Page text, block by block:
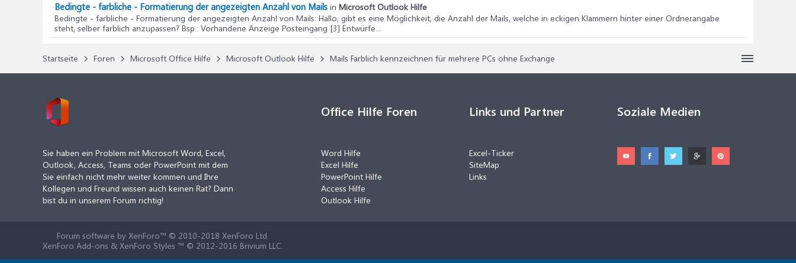
Bedingte - farbliche - Formatierung der angezeigten Anzahl von Mails in Microsoft Outlook Hilfe
Bedingte - farbliche - Formatierung der angezeigten Anzahl von Mails: Hallo, gibt es eine Möglichkeit, die Anzahl der Mails, welche in eckigen Klammern hinter einer Ordnerangabe
steht, selber farblich anzupassen? Bsp.: Vorhandene Anzeige Posteingang [3] Entwürfe...
Startseite Foren Microsoft Office Hilfe Microsoft Outlook Hilfe Mails Farblich kennzeichnen für mehrere PCs ohne Exchange
Sie haben ein Problem mit Microsoft Word, Excel,
Outlook, Access, Teams oder PowerPoint mit dem
Sie einfach nicht mehr weiter kommen und Ihre
Kollegen und Freund wissen auch keinen Rat? Dann
bist du in unserem Forum richtig!
Office Hilfe Foren
Word Hilfe
Excel Hilfe
PowerPoint Hilfe
Access Hilfe
Outlook Hilfe
Links und Partner
Excel-Ticker
SiteMap
Links
Soziale Medien
Forum software by XenForo™ © 2010-2018 XenForo Ltd.
XenForo Add-ons & XenForo Styles ™ © 2012-2016 Brivium LLC.